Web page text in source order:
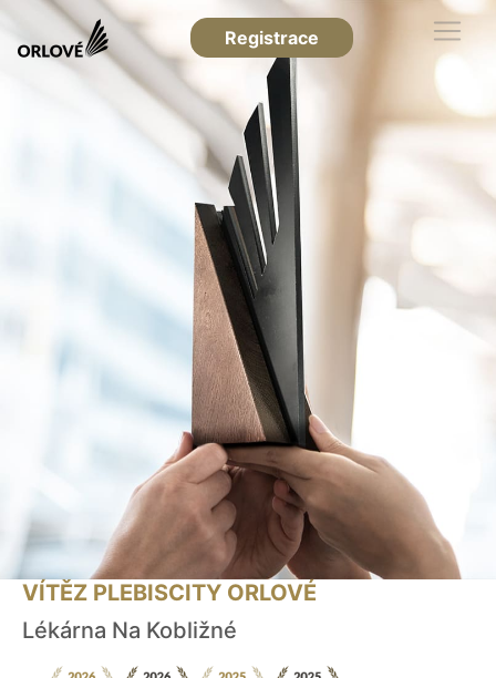
Registrace
VÍTĚZ PLEBISCITY ORLOVÉ
Lékárna Na Kobližné